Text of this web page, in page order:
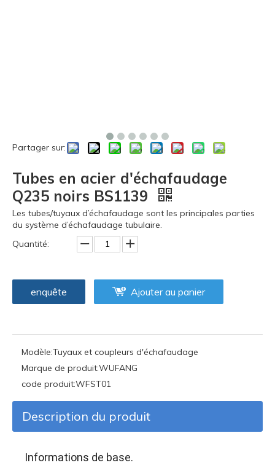
Partager sur:
Tubes en acier d'échafaudage
Q235 noirs BS1139
Les tubes/tuyaux d’échafaudage sont les principales parties
du système d’échafaudage tubulaire.
Quantité:
enquête Ajouter au panier
Modèle:Tuyaux et coupleurs d'échafaudage
Marque de produit:WUFANG
code produit:WFST01
Description du produit
Informations de base.